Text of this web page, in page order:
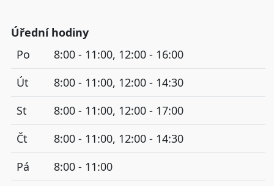
Úřední hodiny
Po
8:00 - 11:00, 12:00 - 16:00
Út
8:00 - 11:00, 12:00 - 14:30
St
8:00 - 11:00, 12:00 - 17:00
Čt
8:00 - 11:00, 12:00 - 14:30
Pá
8:00 - 11:00